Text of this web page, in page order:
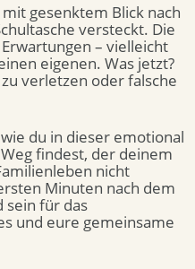
gesenktem Blick nach
versteckt. Die
– vielleicht
eigenen. Was jetzt?
verletzen oder falsche
du in dieser emotional
findest, der deinem
nicht
Minuten nach dem
sein für das
und eure gemeinsame